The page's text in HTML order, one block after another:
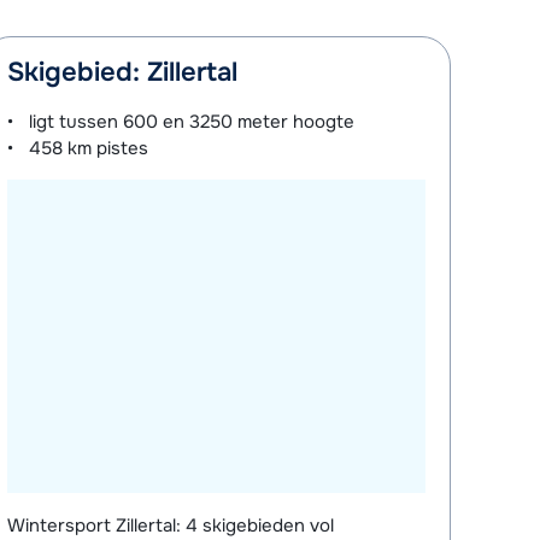
Skigebied: Zillertal
ligt tussen 600 en 3250 meter hoogte
458 km pistes
Wintersport Zillertal: 4 skigebieden vol